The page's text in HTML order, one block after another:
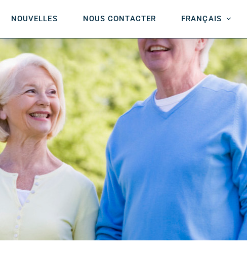
NOUVELLES NOUS CONTACTER FRANÇAIS